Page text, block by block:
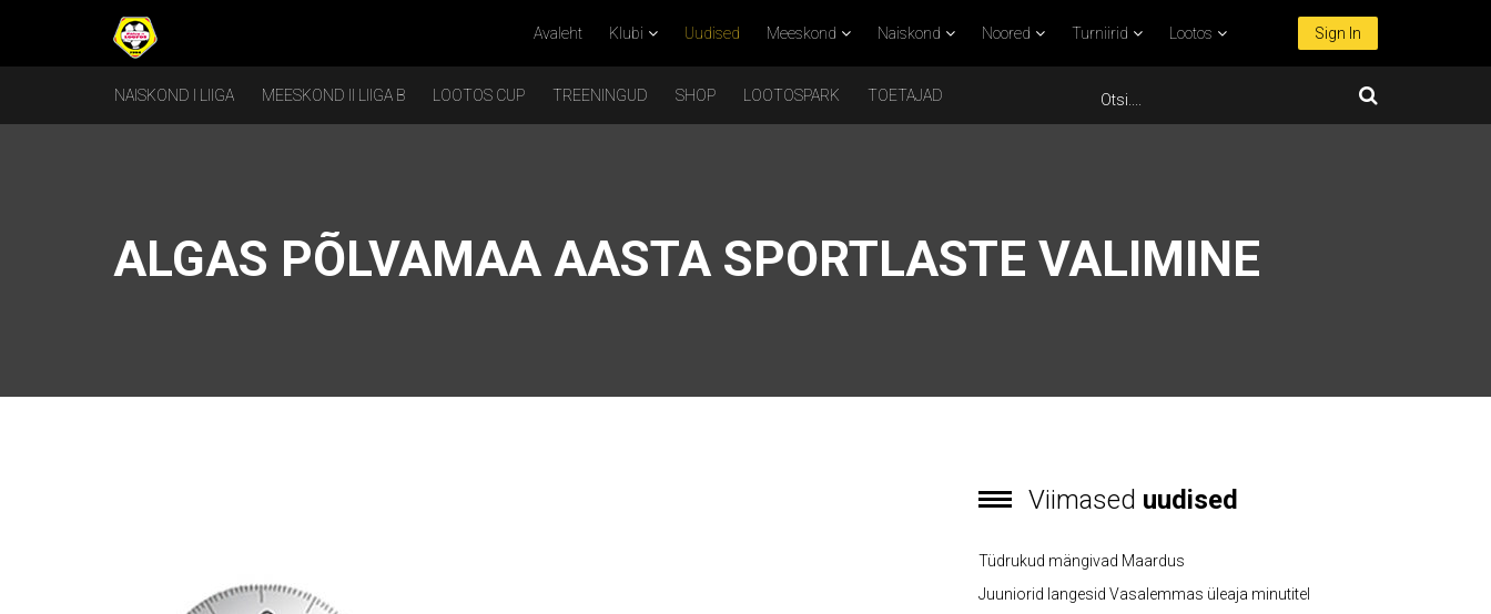
Avaleht Klubi Uudised Meeskond Naiskond Noored Turniirid Lootos Sign In
NAISKOND I LIIGA MEESKOND II LIIGA B LOOTOS CUP TREENINGUD SHOP LOOTOSPARK TOETAJAD
ALGAS PÕLVAMAA AASTA SPORTLASTE VALIMINE
Viimased uudised
Tüdrukud mängivad Maardus
Juuniorid langesid Vasalemmas üleaja minutitel